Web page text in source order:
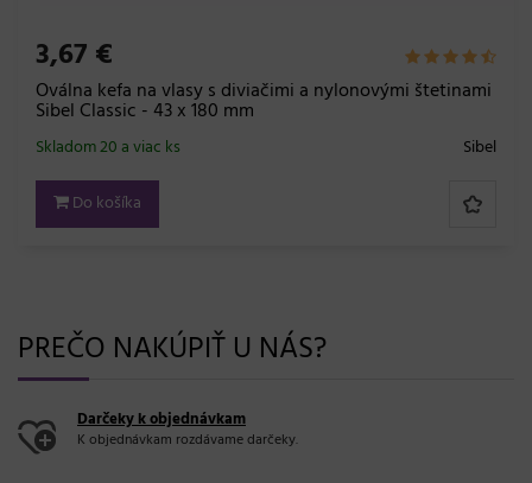
3,67 €
Oválna kefa na vlasy s diviačimi a nylonovými štetinami
Sibel Classic - 43 x 180 mm
Sibel
Skladom 20 a viac ks
Do košíka
PREČO NAKÚPIŤ U NÁS?
Darčeky k objednávkam
K objednávkam rozdávame darčeky.